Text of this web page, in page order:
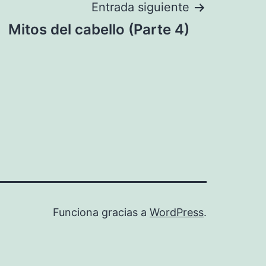
Entrada siguiente
Mitos del cabello (Parte 4)
Funciona gracias a WordPress.